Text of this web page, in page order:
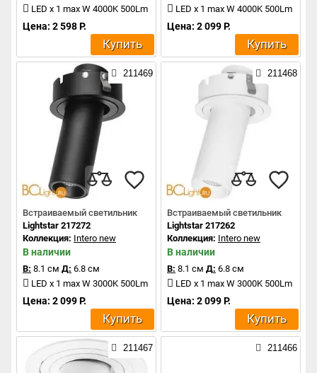
LED x 1 max W 4000K 500Lm
Цена: 2 598 Р.
Купить
LED x 1 max W 4000K 500Lm
Цена: 2 099 Р.
Купить
211469
Встраиваемый светильник
Lightstar 217272
Коллекция: Intero new
В наличии
В: 8.1 см Д: 6.8 см
LED x 1 max W 3000K 500Lm
Цена: 2 099 Р.
Купить
211468
Встраиваемый светильник
Lightstar 217262
Коллекция: Intero new
В наличии
В: 8.1 см Д: 6.8 см
LED x 1 max W 3000K 500Lm
Цена: 2 099 Р.
Купить
211467 211466